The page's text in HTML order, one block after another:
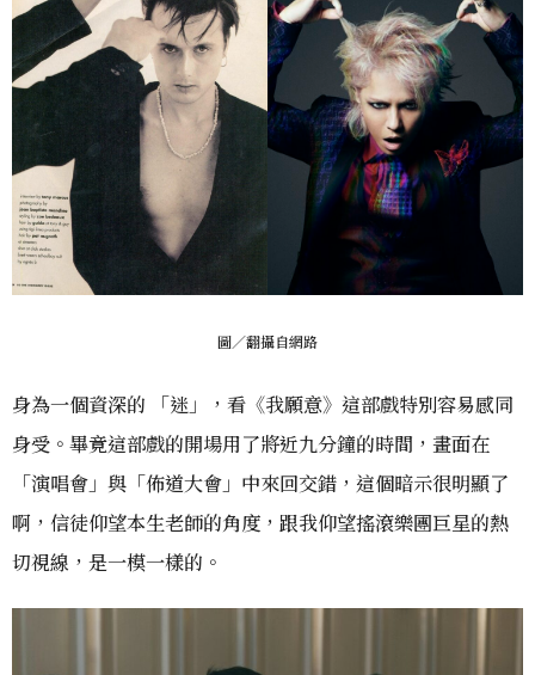
圖／翻攝自網路
身為一個資深的 「迷」，看《我願意》這部戲特別容易感同
身受。畢竟這部戲的開場用了將近九分鐘的時間，畫面在
「演唱會」與「佈道大會」中來回交錯，這個暗示很明顯了
啊，信徒仰望本生老師的角度，跟我仰望搖滾樂團巨星的熱
切視線，是一模一樣的。